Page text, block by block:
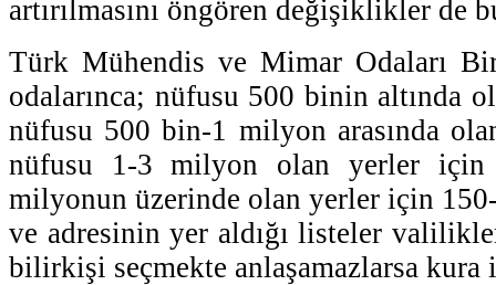
artırılmasını öngören değişiklikler de
Türk Mühendis ve Mimar Odaları
odalarınca; nüfusu 500 binin altında
nüfusu 500 bin-1 milyon arasında
nüfusu 1-3 milyon olan yerler için
milyonun üzerinde olan yerler için
ve adresinin yer aldığı listeler
bilirkişi seçmekte anlaşamazlarsa kura